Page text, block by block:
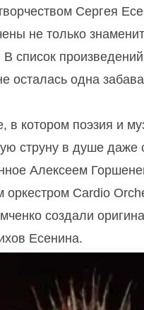
Сергея
не только
В список
осталась одна
в котором поэзия и
струну в душе даже
Алексеем
оркестром Cardio
создали
Есенина.